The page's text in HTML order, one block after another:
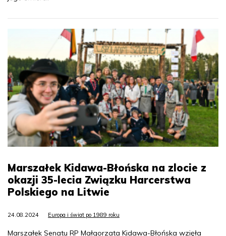
Marszałek Kidawa-Błońska na zlocie z
okazji 35-lecia Związku Harcerstwa
Polskiego na Litwie
24.08.2024 Europa i świat po 1989 roku
Marszałek Senatu RP Małgorzata Kidawa-Błońska wzięła